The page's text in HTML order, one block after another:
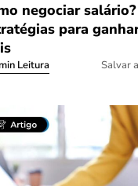
negociar salário?
para
Leitura Salvar